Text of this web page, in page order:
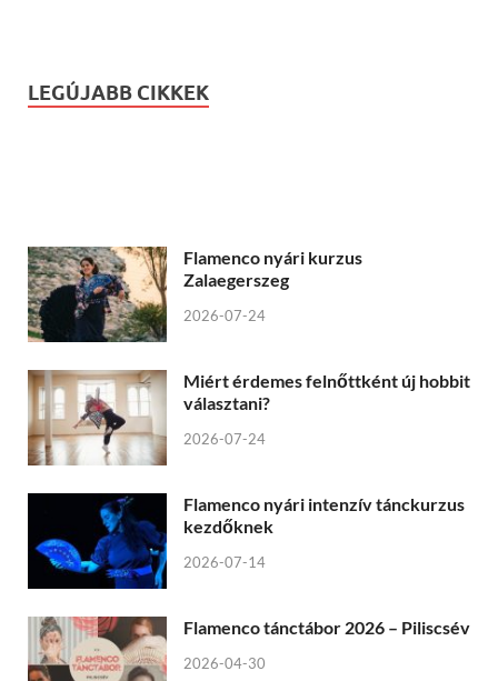
LEGÚJABB CIKKEK
Flamenco nyári kurzus
Zalaegerszeg
2026-07-24
Miért érdemes felnőttként új hobbit
választani?
2026-07-24
Flamenco nyári intenzív tánckurzus
kezdőknek
2026-07-14
Flamenco tánctábor 2026 – Piliscsév
2026-04-30